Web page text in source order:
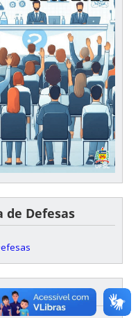
de Defesas